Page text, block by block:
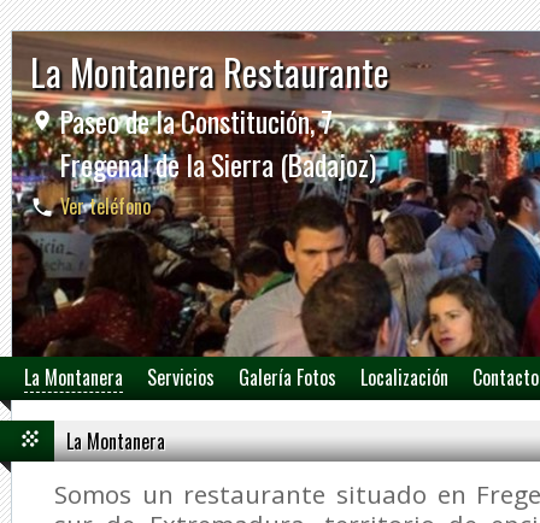
La Montanera Restaurante
Paseo de la Constitución, 7
Fregenal de la Sierra (Badajoz)
Ver teléfono
La Montanera Servicios Galería Fotos Localización
La Montanera
Somos un restaurante situado en